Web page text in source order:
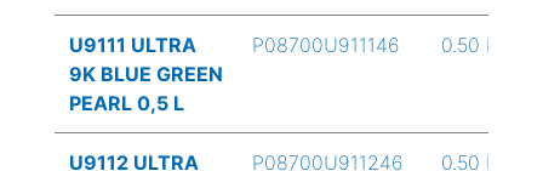
U9111 ULTRA
9K BLUE GREEN
PEARL 0,5 L
P08700U911146 0.50 L
U9112 ULTRA
P08700U911246 0.50 L